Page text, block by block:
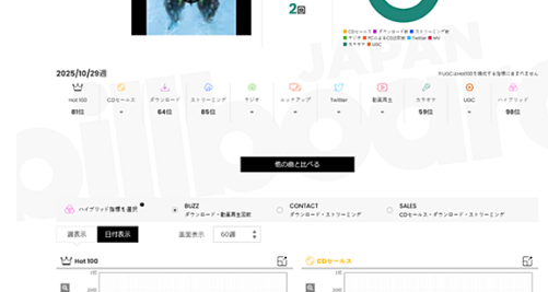
藤晴一がBuzyに提供した「パシオン」は同じくラテンテイストで、男
視点から描いているように推測される。
サウダージ
出版社/メーカー:ソニーレコード